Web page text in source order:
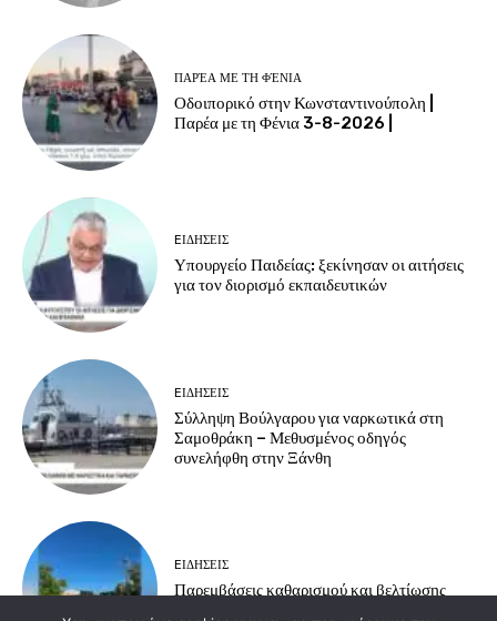
ΠΑΡΈΑ ΜΕ ΤΗ ΦΈΝΙΑ
Οδοιπορικό στην Κωνσταντινούπολη |
Παρέα με τη Φένια 3-8-2026 |
EΙΔΗΣΕΙΣ
Υπουργείο Παιδείας: ξεκίνησαν οι αιτήσεις
για τον διορισμό εκπαιδευτικών
EΙΔΗΣΕΙΣ
Σύλληψη Βούλγαρου για ναρκωτικά στη
Σαμοθράκη – Μεθυσμένος οδηγός
συνελήφθη στην Ξάνθη
EΙΔΗΣΕΙΣ
Παρεμβάσεις καθαρισμού και βελτίωσης